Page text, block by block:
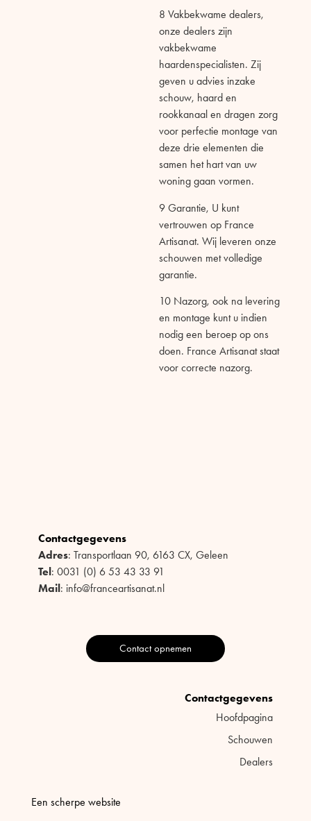
8 Vakbekwame dealers,
onze dealers zijn
vakbekwame
haardenspecialisten. Zij
geven u advies inzake
schouw, haard en
rookkanaal en dragen zorg
voor perfectie montage van
deze drie elementen die
samen het hart van uw
woning gaan vormen.
9 Garantie, U kunt
vertrouwen op France
Artisanat. Wij leveren onze
schouwen met volledige
garantie.
10 Nazorg, ook na levering
en montage kunt u indien
nodig een beroep op ons
doen. France Artisanatstaat
voor correcte nazorg.
Contactgegevens
Adres: Transportlaan 90, 6163 CX, Geleen
Tel : 0031 (0) 6 53 43 33 91
Mail : info@franceartisanat.nl
Contact opnemen
Contactgegevens
Hoofdpagina
Schouwen
Dealers
Een scherpe website